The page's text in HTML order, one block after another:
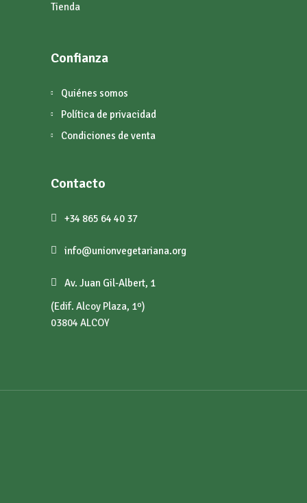
Tienda
Confianza
Quiénes somos
Política de privacidad
Condiciones de venta
Contacto
+34 865 64 40 37
info@unionvegetariana.org
Av. Juan Gil-Albert, 1
(Edif. Alcoy Plaza, 1º)
03804 ALCOY